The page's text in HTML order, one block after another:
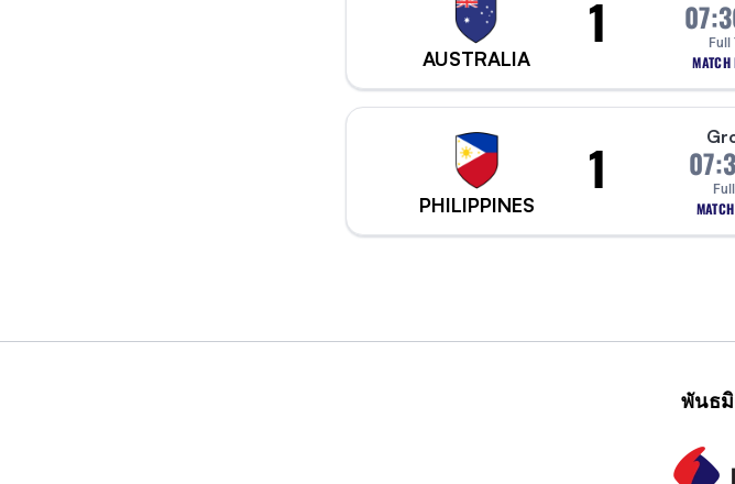
AUSTRALIA
1 Full
MATCH
PHILIPPINES
1
พันธ